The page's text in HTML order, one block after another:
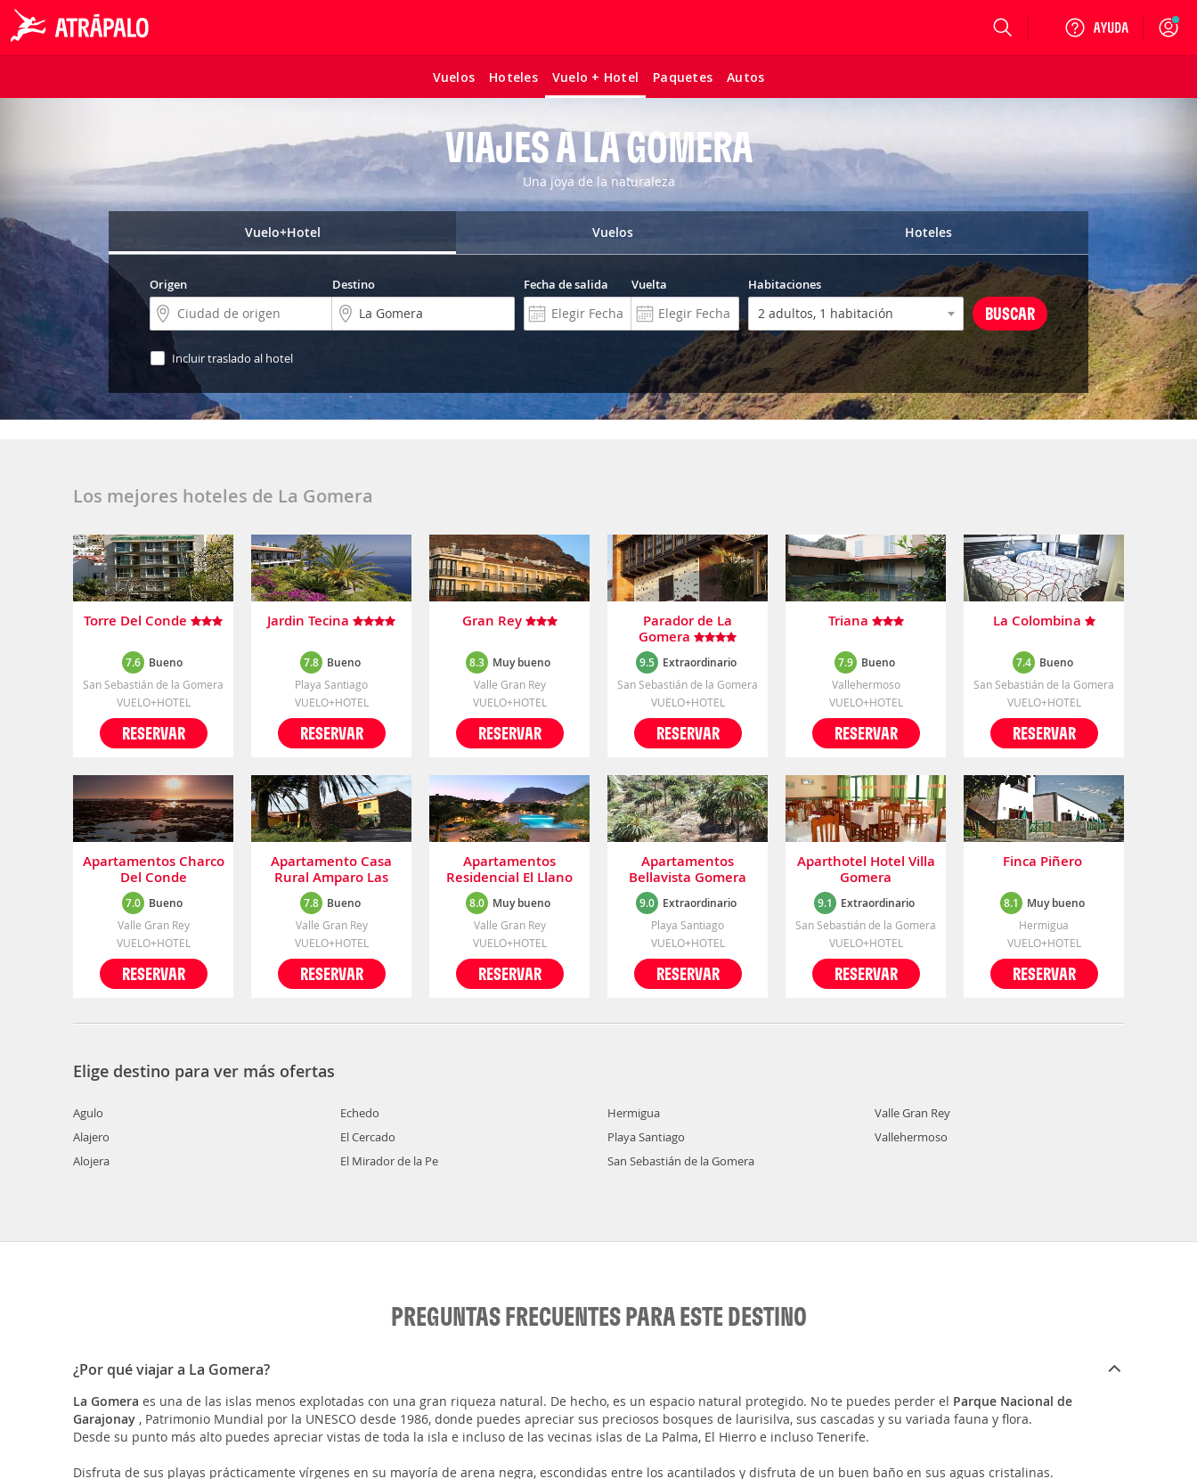
Vuelos Hoteles Vuelo + Hotel Paquetes Autos
Login
VIAJES A LA GOMERA
Una joya de la naturaleza
Vuelo+Hotel Vuelos Hoteles
Origen Destino Fecha de salida Vuelta Habitaciones
Incluir traslado al hotel
Los mejores hoteles de La Gomera
Torre Del Conde
7.6 Bueno
San Sebastián de la Gomera
VUELO+HOTEL
RESERVAR
Jardin Tecina
7.8 Bueno
Playa Santiago
VUELO+HOTEL
RESERVAR
Gran Rey
8.3 Muy bueno
Valle Gran Rey
VUELO+HOTEL
RESERVAR
Parador de La
Gomera
9.5 Extraordinario
San Sebastián de la Gomera
VUELO+HOTEL
RESERVAR
Triana
7.9 Bueno
Vallehermoso
VUELO+HOTEL
RESERVAR
La Colombina
7.4 Bueno
San Sebastián de la Gomera
VUELO+HOTEL
RESERVAR
Apartamentos Charco
Del Conde
7.0 Bueno
Valle Gran Rey
VUELO+HOTEL
RESERVAR
Apartamento Casa
Rural Amparo Las
Hayas
7.8 Bueno
Valle Gran Rey
VUELO+HOTEL
RESERVAR
Apartamentos
Residencial El Llano
8.0 Muy bueno
Valle Gran Rey
VUELO+HOTEL
RESERVAR
Apartamentos
Bellavista Gomera
9.0 Extraordinario
Playa Santiago
VUELO+HOTEL
RESERVAR
Aparthotel Hotel Villa
Gomera
9.1 Extraordinario
San Sebastián de la Gomera
VUELO+HOTEL
RESERVAR
Finca Piñero
8.1 Muy bueno
Hermigua
VUELO+HOTEL
RESERVAR
Elige destino para ver más ofertas
Agulo
Alajero
Alojera
Echedo
El Cercado
El Mirador de la Pe
Hermigua
Playa Santiago
San Sebastián de la Gomera
Valle Gran Rey
Vallehermoso
PREGUNTAS FRECUENTES PARA ESTE DESTINO
¿Por qué viajar a La Gomera?
La Gomera es una de las islas menos explotadas con una gran riqueza natural. De hecho, es un espacio natural protegido. No te puedes perder el Parque Nacional de
Garajonay , Patrimonio Mundial por la UNESCO desde 1986, donde puedes apreciar sus preciosos bosques de laurisilva, sus cascadas y su variada fauna y flora.
Desde su punto más alto puedes apreciar vistas de toda la isla e incluso de las vecinas islas de La Palma, El Hierro e incluso Tenerife.
Disfruta de sus playas prácticamente vírgenes en su mayoría de arena negra, escondidas entre los acantilados y disfruta de un buen baño en sus aguas cristalinas.